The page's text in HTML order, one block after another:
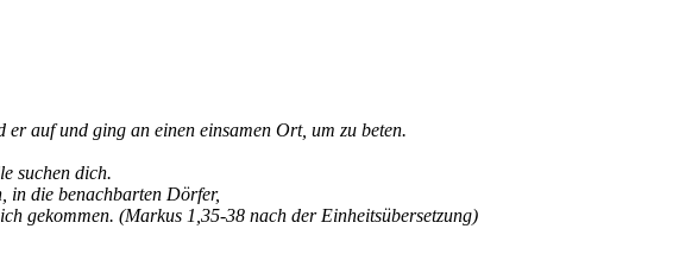
auf und ging an einen einsamen Ort, um zu beten.
suchen dich.
in die benachbarten Dörfer,
gekommen. (Markus 1,35-38 nach der Einheitsübersetzung)